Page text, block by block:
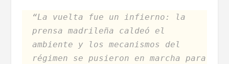
“La vuelta fue un infierno: la
prensa madrileña caldeó el
ambiente y los mecanismos del
régimen se pusieron en marcha para